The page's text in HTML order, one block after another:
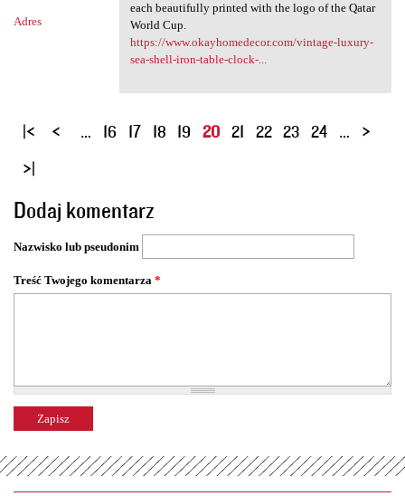
Adres
each beautifully printed with the logo of the Qatar
World Cup.
https://www.okayhomedecor.com/vintage-luxury-
sea-shell-iron-table-clock-...
S
o
n
y
… 16 17 18 19 20 21 22 23 24 …
Dodaj komentarz
Nazwisko lub pseudonim
Treść Twojego komentarza *